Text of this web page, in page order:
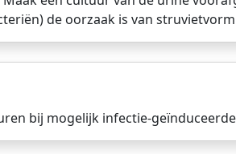
de oorzaak is van
bij mogelijk infectie-